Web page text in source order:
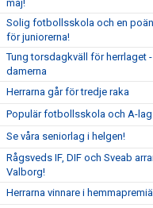
maj!
Solig fotbollsskola och en
för juniorerna!
Tung torsdagkväll för herrlaget
damerna
Herrarna går för tredje raka
Populär fotbollsskola och A-
Se våra seniorlag i helgen!
Rågsveds IF, DIF och Sveab
Valborg!
Herrarna vinnare i